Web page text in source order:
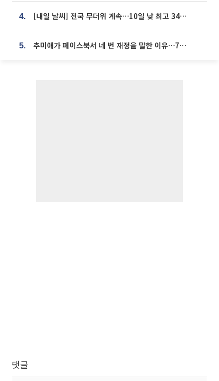
4. [내일 날씨] 전국 무더위 계속…10일 낮 최고 34도 육박
5. 추미애가 페이스북서 네 번 재정을 말한 이유…7700억 추경 열쇠는 도의회에
댓글